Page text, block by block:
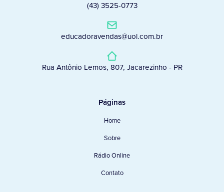
(43) 3525-0773
educadoravendas@uol.com.br
Rua Antônio Lemos, 807, Jacarezinho - PR
Páginas
Home
Sobre
Rádio Online
Contato